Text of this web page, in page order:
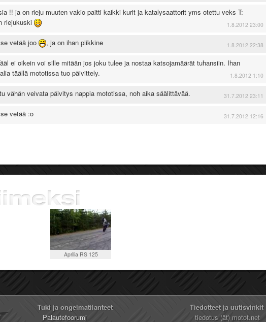
!! ja on rieju muuten vakio paitti kaikki kurit ja katalysaattorit yms otettu veks T:
riejukuski
1.8.2012 23:00
vetää joo , ja on ihan piikkine 1.8.2012 22:38
ei oikein voi sille mitään jos joku tulee ja nostaa katsojamäärät tuhansiin. Ihan
täällä mototissa tuo päivittely.
1.8.2012 1:10
vähän veivata päivitys nappia mototissa, noh aika säälittävää. 31.7.2012 23:11
vetää :o 31.7.2012 12:16
Aprilia RS 125
Tuki ja ongelmatilanteet
Palautefoorumi
Tiedotteet ja uutisvinkit
tiedotus (ät) motot.net